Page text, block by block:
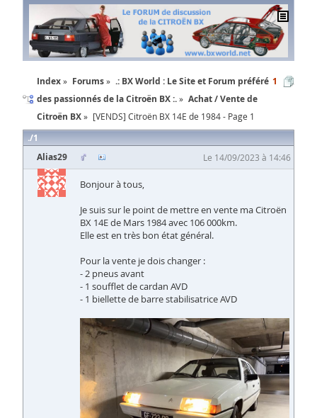
Index Forums
.: BX World : Le Site et Forum préféré
des passionnés de la Citroën BX :.
Achat / Vente de
Citroën BX
[VENDS] Citroën BX 14E de 1984 - Page 1
1
1
Alias29
Le 14/09/2023 à 14:46
Bonjour à tous,
Je suis sur le point de mettre en vente ma Citroën
BX 14E de Mars 1984 avec 106 000km.
Elle est en très bon état général.
Pour la vente je dois changer :
- 2 pneus avant
- 1 soufflet de cardan AVD
- 1 biellette de barre stabilisatrice AVD